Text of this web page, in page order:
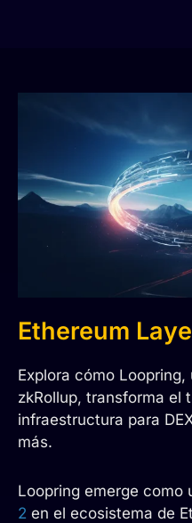
Ethereum
Explora cómo
zkRollup, transforma el
infraestructura para
más.
Loopring emerge como
2 en el ecosistema de